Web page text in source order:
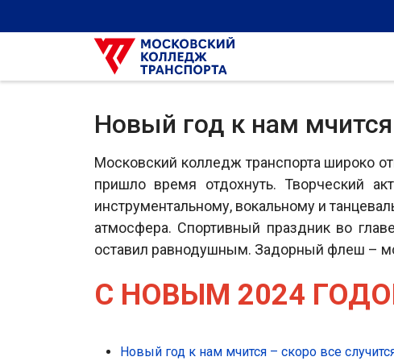
Новый год к нам
Московский колледж транспорта широко
пришло время отдохнуть. Творческий
инструментальному, вокальному и
атмосфера. Спортивный праздник во
оставил равнодушным. Задорный флеш –
С НОВЫМ 2024
Новый год к нам мчится – скоро все